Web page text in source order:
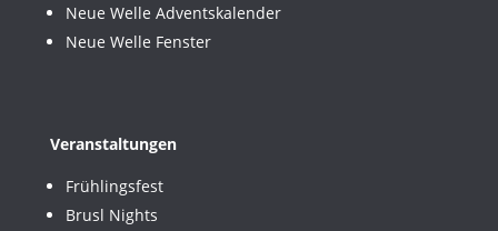
Neue Welle Adventskalender
Neue Welle Fenster
Veranstaltungen
Frühlingsfest
Brusl Nights